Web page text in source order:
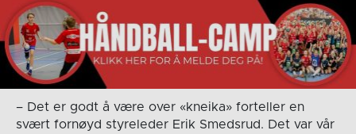
– Det er godt å være over «kneika» forteller en
svært fornøyd styreleder Erik Smedsrud. Det var vår